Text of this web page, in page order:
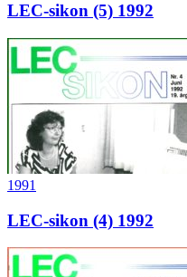
LEC-sikon (5) 1992
1991
LEC-sikon (4) 1992